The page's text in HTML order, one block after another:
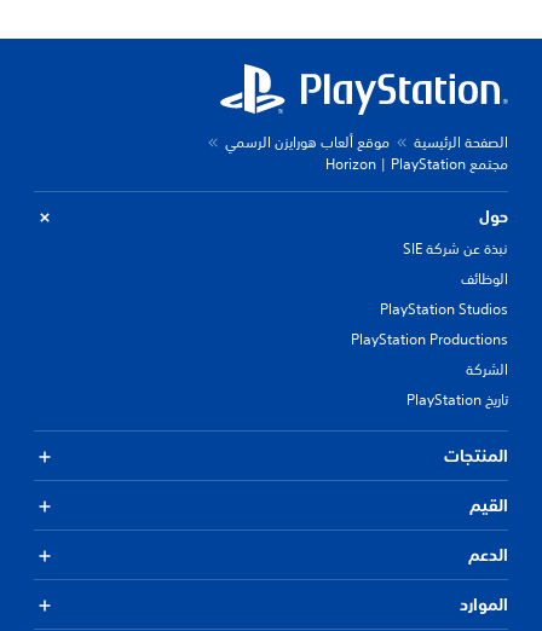
الصفحة الرئيسية
موقع ألعاب هورايزن الرسمي
مجتمع Horizon | PlayStation
حول
نبذة عن شركة SIE
الوظائف
PlayStation Studios
PlayStation Productions
الشركة
تاريخ PlayStation
المنتجات
القيم
الدعم
الموارد